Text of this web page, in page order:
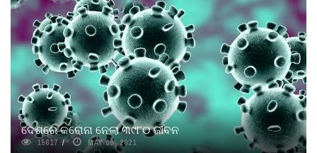
ଦେଶରେ କରୋନା ନେଲା ୩୯୮୦ ଜୀବନ
15617 MAY 06, 2021